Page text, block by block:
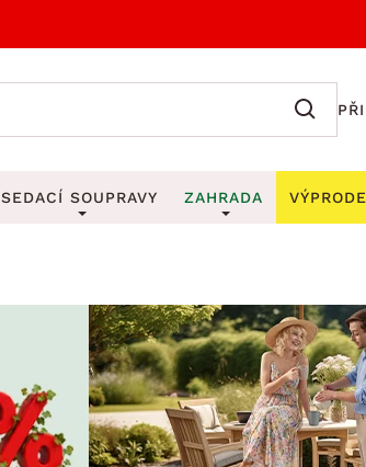
Věšáky na klíče
Stojany na deštníky
Stojany na noviny
Stojany na oblečení
Zobrazit vše
SEDACÍ SOUPRAVY
Rohové sedací soupravy
Sedací soupravy 3-2-1
Sedací soupravy na míru
ZAHRADA
Zahradní židle a
Zahradní lavice
Zahradní stoly
Zahradní